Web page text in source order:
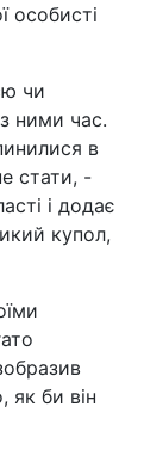
особисті
чи
ними час.
в
стати, -
і додає
купол,
як би він